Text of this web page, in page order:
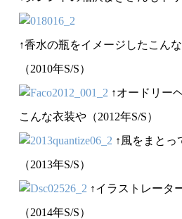
↑香水の瓶をイメージしたこん
（2010年S/S）
↑オードリー
こんな衣装や（2012年S/S）
↑風をまとっ
（2013年S/S）
↑イラストレータ
（2014年S/S）